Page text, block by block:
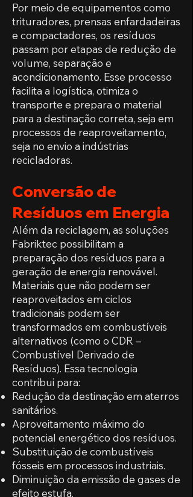
Por meio de equipamentos como
trituradores, prensas enfardadeiras
e compactadores, os resíduos
passam por etapas de redução de
volume, separação e
acondicionamento. Esse processo
facilita a logística, otimiza o
transporte e prepara o material
para a destinação correta, seja em
processos de reaproveitamento,
seja no envio a indústrias
recicladoras.
Conversão de
Resíduos em Energia
Além da reciclagem, as soluções
Fabriktec possibilitam a
preparação dos resíduos para a
geração de energia renovável.
Materiais que não podem ser
reaproveitados em ciclos
tradicionais podem ser
transformados em combustíveis
alternativos (como o CDR –
Combustível Derivado de
Resíduos). Essa tecnologia
contribui para:
Redução da destinação em aterros
sanitários.
Aproveitamento máximo do
potencial energético dos resíduos.
Substituição de combustíveis
fósseis em processos industriais.
Diminuição da emissão de gases de
efeito estufa.